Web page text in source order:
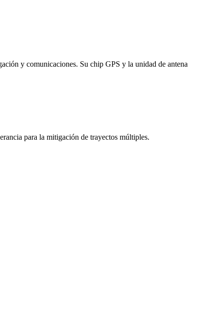
y comunicaciones. Su chip GPS y la unidad de antena
para la mitigación de trayectos múltiples.